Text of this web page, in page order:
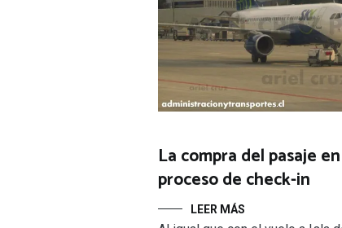
La compra del pasaje
proceso de check-in
LEER MÁS